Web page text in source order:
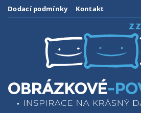
Dodací podmínky Kontakt